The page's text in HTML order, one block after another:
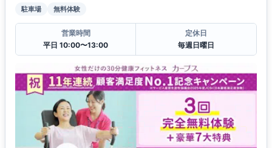
駐車場 無料体験
営業時間
平日 10:00〜13:00
定休日
毎週日曜日